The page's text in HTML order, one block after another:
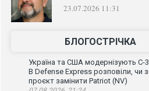
23.07.2026 11:31
БЛОГОСТРІЧКА
Україна та США модернізують С-
В Defense Express розповіли, чи
проєкт замінити Patriot (NV)